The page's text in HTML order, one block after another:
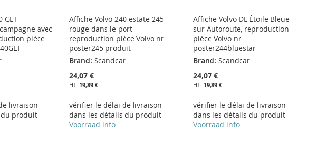
GLT
avec
pièce
livraison
produit
Affiche Volvo 240 estate 245
rouge dans le port
reproduction pièce Volvo nr
poster245 produit
Brand: Scandcar
24,07 €
19,89 €
vérifier le délai de livraison
dans les détails du produit
Voorraad info
Affiche Volvo DL Étoile Bleue
sur Autoroute, reproduction
pièce Volvo nr
poster244bluestar
Brand: Scandcar
24,07 €
19,89 €
vérifier le délai de livraison
dans les détails du produit
Voorraad info